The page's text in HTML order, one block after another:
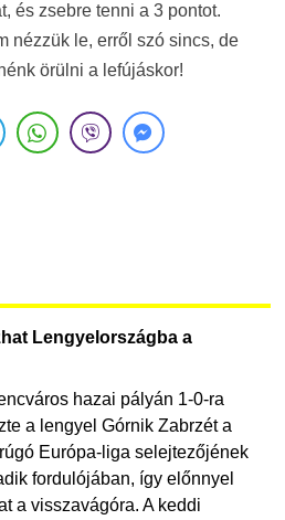
és zsebre tenni a 3 pontot.
nézzük le, erről szó sincs, de
örülni a lefújáskor!
Lengyelországba a
hazai pályán 1-0-ra
a lengyel Górnik Zabrzét a
Európa-liga selejtezőjének
fordulójában, így előnnyel
a visszavágóra. A keddi